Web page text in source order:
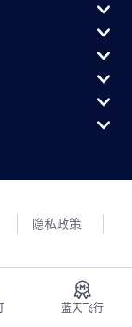
隐私政策
蓝天飞行